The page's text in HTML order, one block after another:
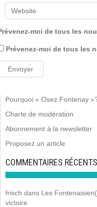
moi de tous les
Prévenez-moi de tous les
Pourquoi « Osez Fontenay
Charte de modération
Abonnement à la newsletter
Proposez un article
COMMENTAIRES RÉCENTS
frisch dans Les
victoire